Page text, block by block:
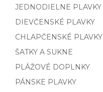
JEDNODIELNE PLAVKY
DIEVČENSKÉ PLAVKY
CHLAPČENSKÉ PLAVKY
ŠATKY A SUKNE
PLÁŽOVÉ DOPLNKY
PÁNSKE PLAVKY